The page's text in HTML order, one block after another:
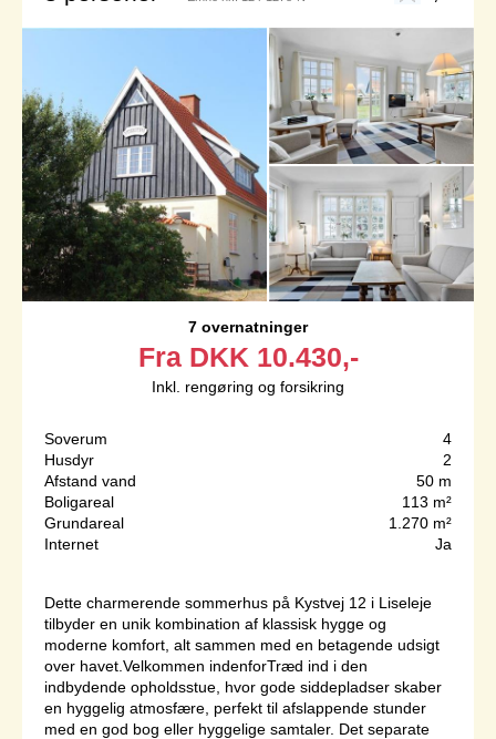
7 overnatninger
Fra DKK 10.430,-
Inkl. rengøring og forsikring
Soverum
4
Husdyr
2
Afstand vand
50 m
Boligareal
113 m²
Grundareal
1.270 m²
Internet
Ja
Dette charmerende sommerhus på Kystvej 12 i Liseleje
tilbyder en unik kombination af klassisk hygge og
moderne komfort, alt sammen med en betagende udsigt
over havet.Velkommen indenforTræd ind i den
indbydende opholdsstue, hvor gode siddepladser skaber
en hyggelig atmosfære, perfekt til afslappende stunder
med en god bog eller hyggelige samtaler. Det separate